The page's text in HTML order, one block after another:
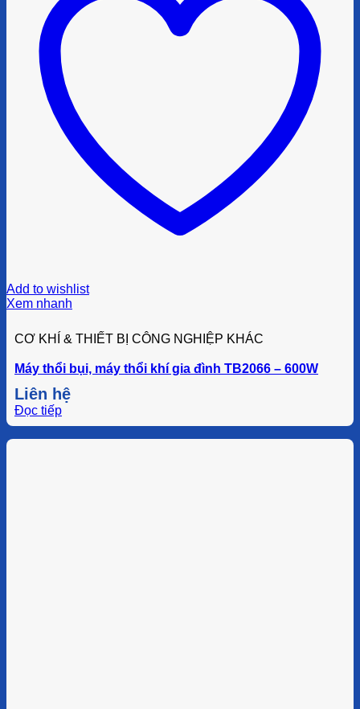
Add to wishlist
Xem nhanh
CƠ KHÍ & THIẾT BỊ CÔNG NGHIỆP KHÁC
Máy thổi bụi, máy thổi khí gia đình TB2066 – 600W
Liên hệ
Đọc tiếp